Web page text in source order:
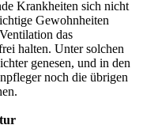
Krankheiten sich nicht
Gewohnheiten
das
halten. Unter solchen
genesen, und in den
noch die übrigen